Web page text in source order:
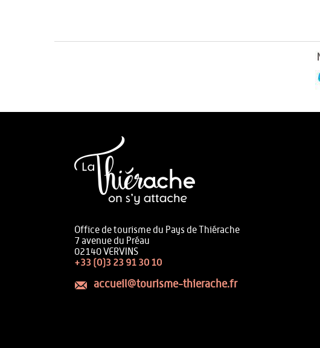
Office de tourisme du Pays de Thiérache
7 avenue du Préau
02140 VERVINS
+33 (0)3 23 91 30 10
accueil@tourisme-thierache.fr